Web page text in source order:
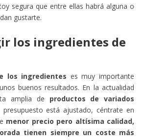
segura que entre ellas habrá alguna o
gustarte.
los ingredientes de
los ingredientes es muy importante
buenos resultados. En la actualidad
amplia de productos de variados
presupuesto está ajustado, céntrate en
menor precio pero altísima calidad,
tienen siempre un coste más